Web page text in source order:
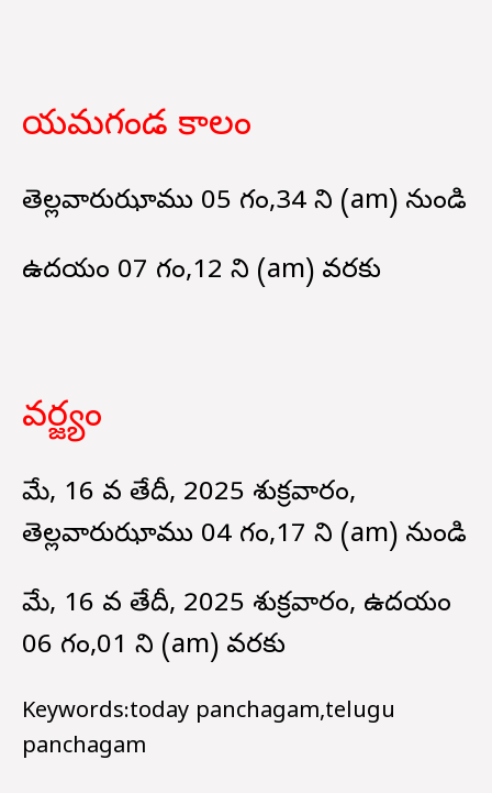
యమగండ కాలం
తెల్లవారుఝాము 05 గం,34 ని (am) నుండి
ఉదయం 07 గం,12 ని (am) వరకు
వర్జ్యం
మే, 16 వ తేదీ, 2025 శుక్రవారం,
తెల్లవారుఝాము 04 గం,17 ని (am) నుండి
మే, 16 వ తేదీ, 2025 శుక్రవారం, ఉదయం
06 గం,01 ని (am) వరకు
Keywords:today panchagam,telugu
panchagam